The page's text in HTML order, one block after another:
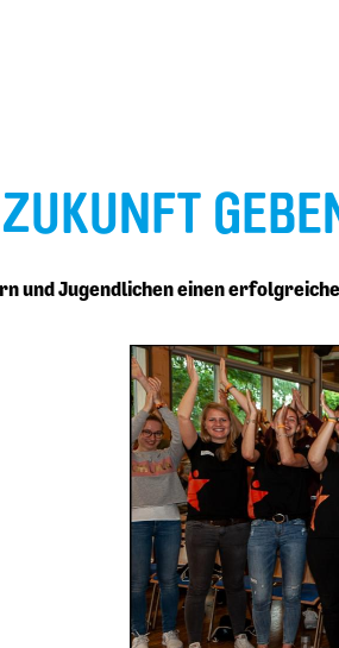
und Jugendlichen einen